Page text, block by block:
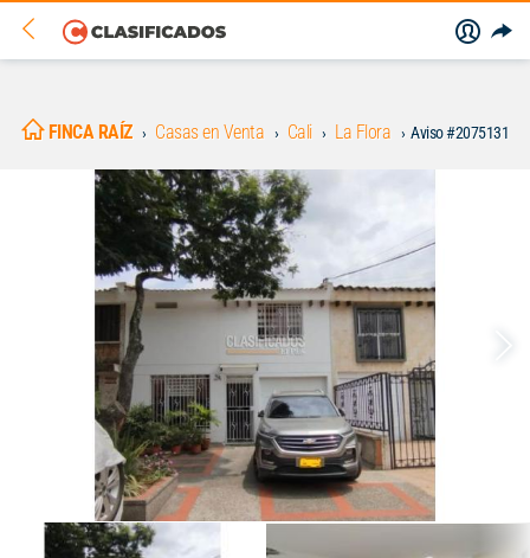
FINCA RAÍZ Casas en Venta Cali La Flora Aviso #2075131